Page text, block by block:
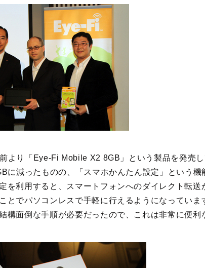
より「Eye-Fi Mobile X2 8GB」という製品を発売
に減ったものの、「スマホかんたん設定」という
を利用すると、スマートフォンへのダイレクト転
とでパソコンレスで手軽に行えるようになってい
構面倒な手順が必要だったので、これは非常に便利